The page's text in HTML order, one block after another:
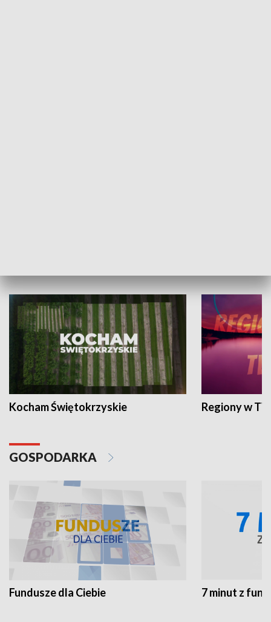
Kocham Świętokrzyskie Regiony w
GOSPODARKA
Fundusze dla Ciebie 7 minut z